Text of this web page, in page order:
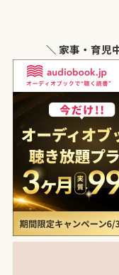
＼ 家事・育児